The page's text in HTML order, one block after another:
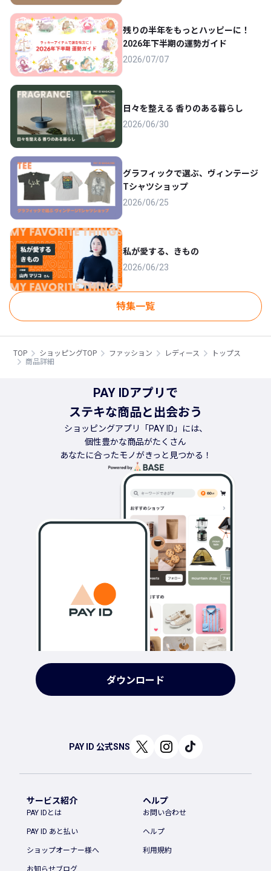
残りの半年をもっとハッピーに！
2026年下半期の運勢ガイド
2026/07/07
日々を整える 香りのある暮らし
2026/06/30
グラフィックで選ぶ、ヴィンテージ
Tシャツショップ
2026/06/25
私が愛する、きもの
2026/06/23
特集一覧
TOP ショッピングTOP ファッション レディース
トップス
商品詳細
PAY IDアプリで
ステキな商品と出会おう
ショッピングアプリ「PAY ID」には、
個性豊かな商品がたくさん
あなたに合ったモノがきっと見つかる！
ダウンロード
PAY ID 公式SNS
サービス紹介
PAY IDとは
PAY ID あと払い
ショップオーナー様へ
お知らせブログ
ヘルプ
お問い合わせ
ヘルプ
利用規約